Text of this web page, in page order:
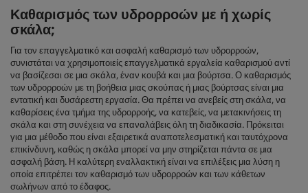
Καθαρισμός των υδρορροών με ή χωρίς
σκάλα;
Για τον επαγγελματικό και ασφαλή καθαρισμό των υδρορροών,
συνιστάται να χρησιμοποιείς επαγγελματικά εργαλεία καθαρισμού αντί
να βασίζεσαι σε μια σκάλα, έναν κουβά και μια βούρτσα. Ο καθαρισμός
των υδρορροών με τη βοήθεια μιας σκούπας ή μιας βούρτσας είναι μια
εντατική και δυσάρεστη εργασία. Θα πρέπει να ανεβείς στη σκάλα, να
καθαρίσεις ένα τμήμα της υδρορροής, να κατεβείς, να μετακινήσεις τη
σκάλα και στη συνέχεια να επαναλάβεις όλη τη διαδικασία. Πρόκειται
για μια μέθοδο που είναι εξαιρετικά αναποτελεσματική και ταυτόχρονα
επικίνδυνη, καθώς η σκάλα μπορεί να μην στηρίζεται πάντα σε μια
ασφαλή βάση. Η καλύτερη εναλλακτική είναι να επιλέξεις μια λύση η
οποία επιτρέπει τον καθαρισμό των υδρορροών και των κάθετων
σωλήνων από το έδαφος.